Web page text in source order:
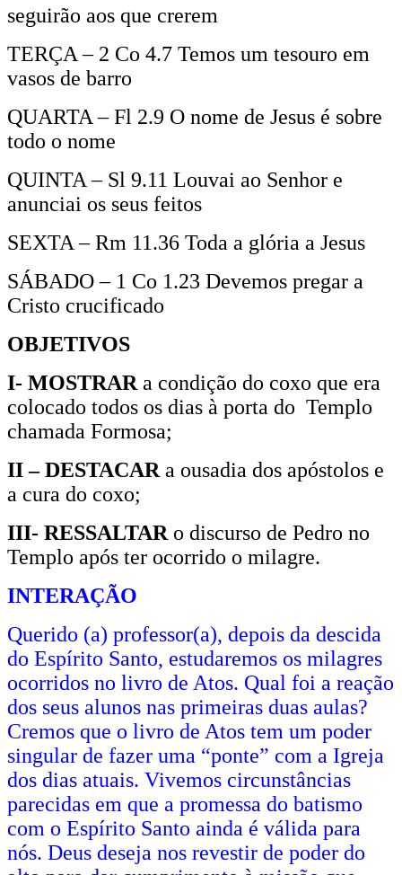
seguirão aos que crerem
TERÇA – 2 Co 4.7 Temos um tesouro em
vasos de barro
QUARTA – Fl 2.9 O nome de Jesus é sobre
todo o nome
QUINTA – Sl 9.11 Louvai ao Senhor e
anunciai os seus feitos
SEXTA – Rm 11.36 Toda a glória a Jesus
SÁBADO – 1 Co 1.23 Devemos pregar a
Cristo crucificado
OBJETIVOS
I- MOSTRAR a condição do coxo que era
colocado todos os dias à porta do Templo
chamada Formosa;
II – DESTACAR a ousadia dos apóstolos e
a cura do coxo;
III- RESSALTAR o discurso de Pedro no
Templo após ter ocorrido o milagre.
INTERAÇÃO
Querido (a) professor(a), depois da descida
do Espírito Santo, estudaremos os milagres
ocorridos no livro de Atos. Qual foi a reação
dos seus alunos nas primeiras duas aulas?
Cremos que o livro de Atos tem um poder
singular de fazer uma “ponte” com a Igreja
dos dias atuais. Vivemos circunstâncias
parecidas em que a promessa do batismo
com o Espírito Santo ainda é válida para
nós. Deus deseja nos revestir de poder do